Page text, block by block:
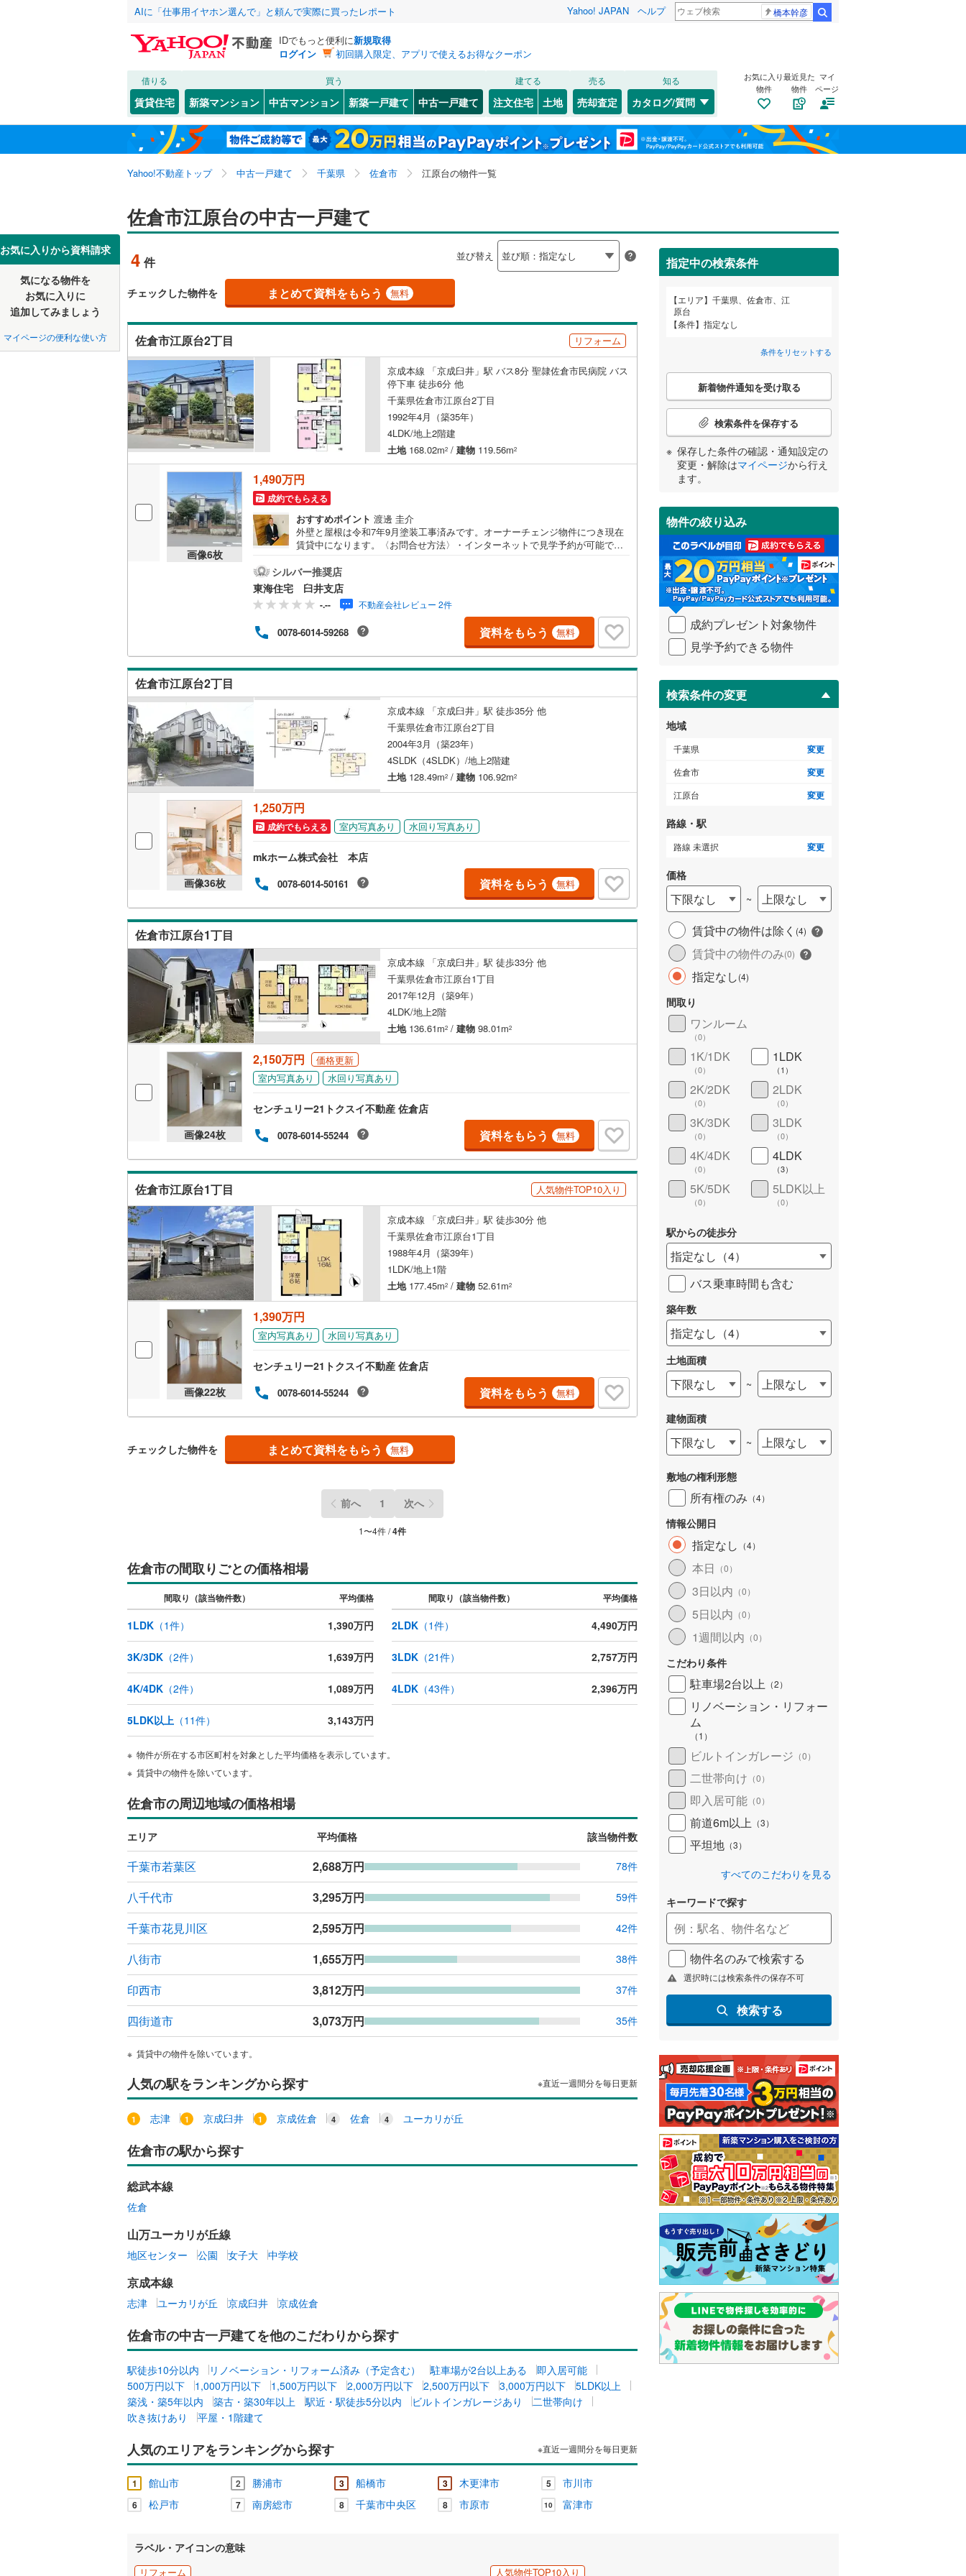
AIに「仕事用イヤホン選んで」と頼んで実際に買ったレポート Yahoo! JAPAN ヘルプ 橋本幹彦
IDでもっと便利に新規取得
ログイン
初回購入限定、アプリで使えるお得なクーポン
借りる
賃貸住宅
買う
新築マンション 中古マンション 新築一戸建て 中古一戸建て
建てる
注文住宅 土地
売る
売却査定
知る
カタログ/質問
お気に入り
物件
最近見た
物件
マイ
ページ
Yahoo!不動産トップ 中古一戸建て 千葉県 佐倉市 江原台の物件一覧
お気に入りから資料請求
気になる物件を
お気に入りに
追加してみましょう
マイページの便利な使い方
佐倉市江原台の中古一戸建て
4 件 並び替え
チェックした物件を まとめて資料をもらう 無料
佐倉市江原台2丁目 リフォーム
京成本線 「京成臼井」駅 バス8分 聖隷佐倉市民病院 バス
停下車 徒歩6分 他
千葉県佐倉市江原台2丁目
1992年4月（築35年）
4LDK/地上2階建
土地168.02m2 / 建物 119.56m2
画像6枚
1,490万円
成約でもらえる
おすすめポイント 渡邊 圭介
外壁と屋根は令和7年9月塗装工事済みです。オーナーチェンジ物件につき現在
賃貸中になります。〈お問合せ方法〉・インターネットで見学予約が可能で
りましたら備考欄等にご記入下さい！〈スタッフ・店舗〉・女性のスタッフも
おります。・キッズスペース完備！DVDや絵本などをご用意しております。
〈ご案内〉・ご案内物件により鍵の手配などの必要な場合がありますので、ご
迷惑をお掛けしない為にもお早めにお問い合わせ下さいませ。・ご案内の際
は、実際の生活がイメージできるように、ご希望に合わせて学校やスーパー等
もご案内致します。〈住宅ローン〉・お客様のご希望や物件に合わせ、各種金
融機関から無理のない最適なプランをご提案致します。・諸費用・金利優遇な
ど何でもご相談下さいませ。〈その他〉・仲介による売却の他、ご希望に応じ
て当社にて買取のご相談にも応じます。・掲載物件以外にも多数物件を揃えて
シルバー推奨店
東海住宅 臼井支店
-.-- 不動産会社レビュー 2件
0078-6014-59268 資料をもらう 無料
佐倉市江原台2丁目
京成本線 「京成臼井」駅 徒歩35分 他
千葉県佐倉市江原台2丁目
2004年3月（築23年）
4SLDK（4SLDK）/地上2階建
土地128.49m2 / 建物 106.92m2
画像36枚
1,250万円
成約でもらえる 室内写真あり 水回り写真あり
mkホーム株式会社 本店
0078-6014-50161 資料をもらう 無料
佐倉市江原台1丁目
京成本線 「京成臼井」駅 徒歩33分 他
千葉県佐倉市江原台1丁目
2017年12月（築9年）
4LDK/地上2階
土地136.61m2 / 建物 98.01m2
画像24枚
2,150万円
価格更新
室内写真あり
水回り写真あり
センチュリー21トクスイ不動産 佐倉店
0078-6014-55244 資料をもらう 無料
佐倉市江原台1丁目 人気物件TOP10入り
京成本線 「京成臼井」駅 徒歩30分 他
千葉県佐倉市江原台1丁目
1988年4月（築39年）
1LDK/地上1階
土地177.45m2 / 建物 52.61m2
画像22枚
1,390万円
室内写真あり 水回り写真あり
センチュリー21トクスイ不動産 佐倉店
0078-6014-55244 資料をもらう 無料
チェックした物件を まとめて資料をもらう 無料
前へ 1 次へ
1〜4件 /4件
佐倉市の間取りごとの価格相場
間取り（該当物件数） 平均価格 間取り（該当物件数） 平均価格
1LDK （1件） 1,390万円 2LDK（1件） 4,490万円
3K/3DK （2件） 1,639万円 3LDK（21件） 2,757万円
4K/4DK （2件） 1,089万円 4LDK（43件） 2,396万円
5LDK以上 （11件） 3,143万円
物件が所在する市区町村を対象とした平均価格を表示しています。
賃貸中の物件を除いています。
佐倉市の周辺地域の価格相場
エリア 平均価格 該当物件数
千葉市若葉区 2,688万円 78件
八千代市 3,295万円 59件
千葉市花見川区 2,595万円 42件
八街市 1,655万円 38件
印西市 3,812万円 37件
四街道市 3,073万円 35件
賃貸中の物件を除いています。
人気の駅をランキングから探す ※直近一週間分を毎日更新
志津 京成臼井 京成佐倉 佐倉 ユーカリが丘
佐倉市の駅から探す
総武本線
佐倉
山万ユーカリが丘線
地区センター 公園 女子大 中学校
京成本線
志津 ユーカリが丘 京成臼井 京成佐倉
佐倉市の中古一戸建てを他のこだわりから探す
駅徒歩10分以内 リノベーション・リフォーム済み（予定含む） 駐車場が2台以上ある
即入居可能
500万円以下
1,000万円以下 1,500万円以下 2,000万円以下 2,500万円以下 3,000万円以下
5LDK以上
築浅・築5年以内
築古・築30年以上 駅近・駅徒歩5分以内 ビルトインガレージあり
二世帯向け
吹き抜けあり
平屋・1階建て
人気のエリアをランキングから探す ※直近一週間分を毎日更新
1 館山市 2 勝浦市 3 船橋市 3 木更津市 5 市川市
6 松戸市 7 南房総市 8 千葉市中央区 8 市原市 10 富津市
指定中の検索条件
エリア
千葉県、佐倉市、江
原台
条件
指定なし
条件をリセットする
こ
検
条
件
受
け
取
る
・
条
件
を
イ
ペ
ジ
に
保
存
す
る
新着物件通知を受け取る
検索条件を保存する
保存した条件の確認・通知設定の
変更・解除はマイページから行え
ます。
物件の絞り込み
成約プレゼント対象物件
見学予約できる物件
検索条件の変更
地域
千葉県 変更
佐倉市 変更
江原台 変更
路線・駅
路線 未選択 変更
価格
下限なし ~
上限なし
賃貸中の物件は除く (4)
賃貸中の物件のみ(0)
指定なし(4)
間取り
ワンルーム
（0）
1K/1DK
（0）
1LDK
（1 ）
2K/2DK
（0）
2LDK
（0）
3K/3DK
（0）
3LDK
（0）
4K/4DK
（0）
4LDK
（3）
5K/5DK
（0）
5LDK以上
（0）
駅からの徒歩分
指定なし （4）
バス乗車時間も含む
築年数
指定なし （4）
土地面積
下限なし ~ 上限なし
建物面積
下限なし ~ 上限なし
敷地の権利形態
所有権のみ （4）
情報公開日
指定なし （4）
本日 （0）
3日以内 （0）
5日以内 （0）
1週間以内 （0）
こだわり条件
駐車場2台以上 （2）
リノベーション・リフォー
ム
（1 ）
ビルトインガレージ （0）
二世帯向け （0）
即入居可能 （0）
前道6m以上 （3）
平坦地 （3）
すべてのこだわりを見る
キーワードで探す
物件名のみで検索する
選択時には検索条件の保存不可
検索する
ラベル・アイコンの意味
リフォーム 人気物件TOP10入り
北海道 北海道
東北 青森 岩手 宮城 秋田 山形 福島
関東 東京 神奈川 埼玉 千葉
信越・北陸 新潟 長野
三重
近畿 大阪 兵庫
中国 鳥取 島根 岡山 広島 山口
四国 愛媛 高知
九州・沖縄 長崎 熊本 鹿児島 沖縄
0 件
千葉市 中央区(40) 花見川区(42) 稲毛区(30)
若葉区(78) 緑区(46) 美浜区(6)
かの地域
館山市(27)
茂原市 成田市(18)
東金市(50) 旭市(4)
習志野市(22) 勝浦市(10)
市原市(114) 流山市(48) 八千代市(61)
我孫子市(32) 鴨川市(4)
君津市(29) (16)
四街道市(35) 袖ケ浦市 八街市(38)
印西市(41) 富里市(15)
南房総市(24) 匝瑳市(15) 香取市 ( 2)
山武市(38)
印旛郡酒々井町(6) 香取郡神崎町(0)
香取郡多古町(0 ) 香取郡東庄町(1) 山武郡九十九里町(14)
山武郡芝山町( 長生郡一宮町(4)
長生郡睦沢町(2 長生郡白子町(10)
長生郡長柄町(1 長生郡長南町(0 ) 夷隅郡大多喜町(4)
夷隅郡御宿町(5) 安房郡鋸南町(2)
0 件
石川(6) 井野(6) 臼井(4)
臼井田(1) 江原台(4) 大佐倉(1)
小竹
1 生谷(
上志津原 (1)
上座(2) 千成(1) 中志津(10)
宮前( 1) 六崎(3)
最上町(1)
ユーカリが丘(
西志津(7) 西ユーカリが丘(2)
0 件
JR 常磐線(0) 総武本線(2) 外房線(0)
内房線(0) 京葉線(0) 成田線(2)
鹿島線(0) 久留里線(0) 東金線(0)
武蔵野線
(0) 常磐線（各駅停車）
地下鉄 東京メトロ東西線(0)
銚子電気鉄道 0) 小湊鐵道(0)
千葉都市モノレール(0) 流鉄流山線(0) つくばエクスプレス(0)
京成成田高速鉄道アクセス線(0) 京成千葉線(0)
京成千原線(0) 京成松戸線(0) 北総鉄道北総線(
山万ユーカリが丘線(0) 芝山鉄道(0)
東葉高速鉄道(0
0 件
0 件
こだわり条件 リフォーム、リノベーション
リノベーション・リフォーム
（1）
築古・築30年以上（2）
設備
床暖房 0）
駐車場2台以上（2） ビルトインガレージ（0） 太陽光発電システム（0）
（1）
防犯カメラ（ 0）
（0）
）
二世帯向け（0 平屋・1階建て（1） 3階建て以上（0）
サービスルーム（納戸）（0）
最寄りの駅が始発駅（1） 海まで2km以内（0） 小学校まで1km以内（0）
配置、向き、建ち方、日当たり
前道6m以上（3） 角地（0） 南道路（1）
LD
リビングダイニング15畳以上
（1）
キッチン
独立型キッチン（1） 対面キッチン （
販売、価格、契約、入居関連など
（0）
浴室
浴室乾燥機あり（1）
（1）
床下収納（0）
バルコニー、庭
ウッドデッキあり（0 ）
構造・規模・施工・品質・工法関連
耐震、免震、制震構造
（0）
住宅性能評価付き（0） 長期優良住宅 ）
オンライン内見(相談)可 IT重説可 （ 0）
オンライン対応とは？ 詳しく見る
0 件
検索条件を保存しました
この検索条件の新着物件通知は、 マイページから設定できます。
保存した条件を見る
千葉県、佐倉市、江原台
検索条件を保存する
マイページ
お気に入りリストを見る
閉じる
お気に入りリストを見る
閉じる